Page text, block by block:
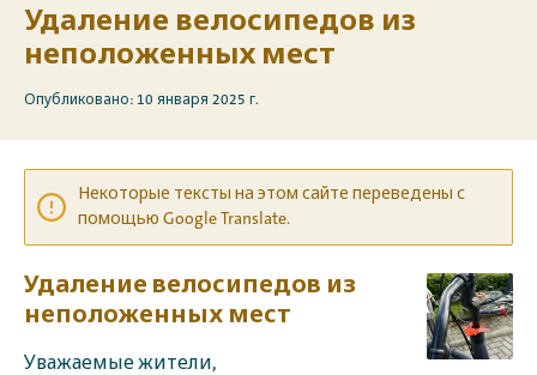
Удаление велосипедов из
неположенных мест
Опубликовано: 10 января 2025 г.
Некоторые тексты на этом сайте переведены с
помощью Google Translate.
Удаление велосипедов из
неположенных мест
Уважаемые жители,